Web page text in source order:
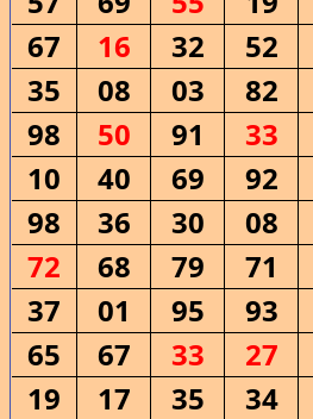
67
16 32 52
35
08 03 82
98
50 91 33
10
40 69 92
98
36 30 08
72
68 79 71
37
01 95 93
65
67 33 27
19
17 35 34